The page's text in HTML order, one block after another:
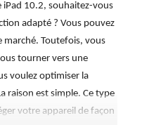
iPad 10.2, souhaitez-vous
adapté ? Vous pouvez
marché. Toutefois, vous
tourner vers une
voulez optimiser la
raison est simple. Ce type
votre appareil de façon